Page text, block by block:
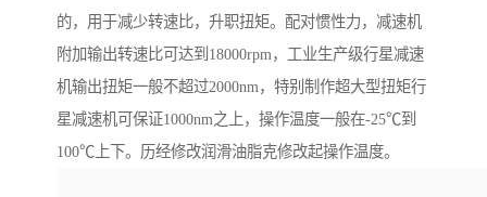
的，用于减少转速比，升职扭矩。配对惯性力，减速机
附加输出转速比可达到18000rpm，工业生产级行星减速
机输出扭矩一般不超过2000nm，特别制作超大型扭矩行
星减速机可保证1000nm之上，操作温度一般在-25℃到
100℃上下。历经修改润滑油脂克修改起操作温度。